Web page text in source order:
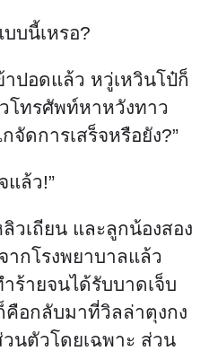
บนี้เหรอ?
ปอดแล้ว หวู่เหวินโป๋ก็
ทรศัพท์หาหวังทาว
จัดการเสร็จหรือยัง?”
แล้ว!”
วเถียน และลูกน้องสอง
กโรงพยาบาลแล้ว
ร้ายจนได้รับบาดเจ็บ
คือกลับมาที่วิลล่าตุงกง
นตัวโดยเฉพาะ ส่วน